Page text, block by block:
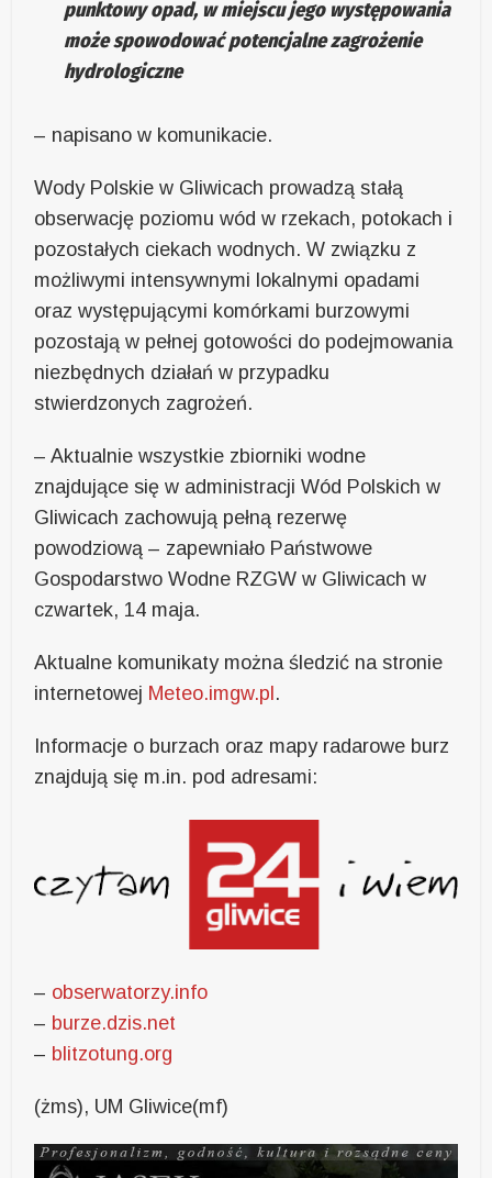
punktowy opad, w miejscu jego występowania
może spowodować potencjalne zagrożenie
hydrologiczne
– napisano w komunikacie.
Wody Polskie w Gliwicach prowadzą stałą
obserwację poziomu wód w rzekach, potokach i
pozostałych ciekach wodnych. W związku z
możliwymi intensywnymi lokalnymi opadami
oraz występującymi komórkami burzowymi
pozostają w pełnej gotowości do podejmowania
niezbędnych działań w przypadku
stwierdzonych zagrożeń.
– Aktualnie wszystkie zbiorniki wodne
znajdujące się w administracji Wód Polskich w
Gliwicach zachowują pełną rezerwę
powodziową – zapewniało Państwowe
Gospodarstwo Wodne RZGW w Gliwicach w
czwartek, 14 maja.
Aktualne komunikaty można śledzić na stronie
internetowej Meteo.imgw.pl.
Informacje o burzach oraz mapy radarowe burz
znajdują się m.in. pod adresami:
– obserwatorzy.info
– burze.dzis.net
– blitzotung.org
(żms), UM Gliwice(mf)